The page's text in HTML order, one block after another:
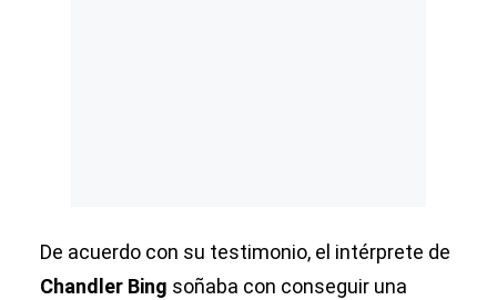
De acuerdo con su testimonio, el intérprete de
Chandler Bing soñaba con conseguir una